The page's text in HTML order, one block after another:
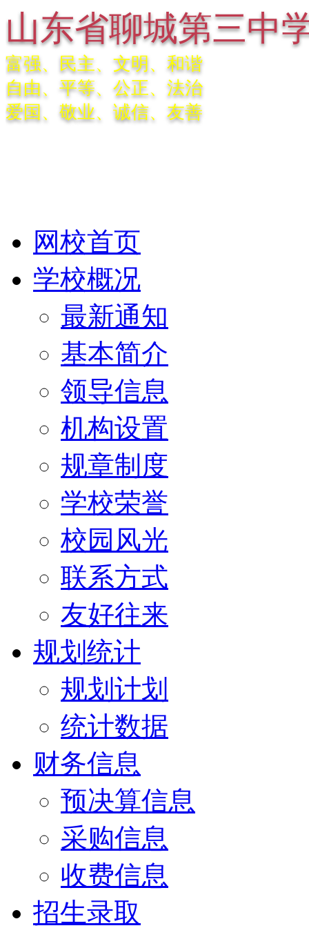
山东省聊城第三中
富强、民主、文明、和谐
自由、平等、公正、法治
爱国、敬业、诚信、友善
网校首页
学校概况
最新通知
基本简介
领导信息
机构设置
规章制度
学校荣誉
校园风光
联系方式
友好往来
规划统计
规划计划
统计数据
财务信息
预决算信息
采购信息
收费信息
招生录取